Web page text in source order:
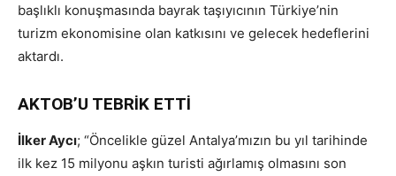
başlıklı konuşmasında bayrak taşıyıcının Türkiye’nin
turizm ekonomisine olan katkısını ve gelecek hedeflerini
aktardı.
AKTOB’U TEBRİK ETTİ
İlker Aycı; “Öncelikle güzel Antalya’mızın bu yıl tarihinde
ilk kez 15 milyonu aşkın turisti ağırlamış olmasını son